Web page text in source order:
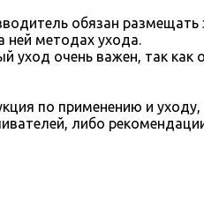
обязан
ней методах ухода.
уход очень важен, так
по применению и
либо